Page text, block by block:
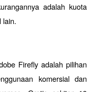
adalah kuota
lain.
Firefly adalah pilihan
komersial dan